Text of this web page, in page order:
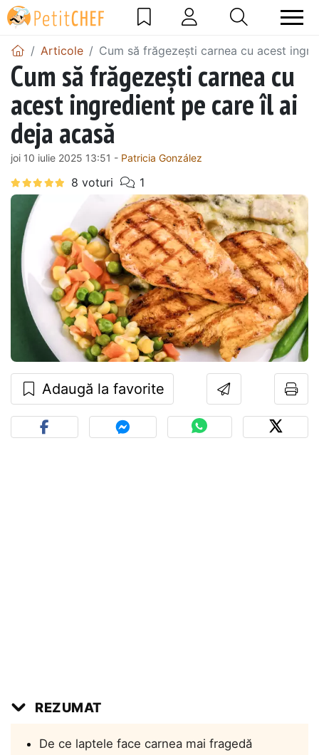
Articole Cum să frăgezești carnea cu acest
Cum să frăgezești carnea cu
acest ingredient pe care îl ai
deja acasă
joi 10 iulie 2025 13:51 - Patricia González
Adaugă la favorite
REZUMAT
De ce laptele face carnea mai fragedă